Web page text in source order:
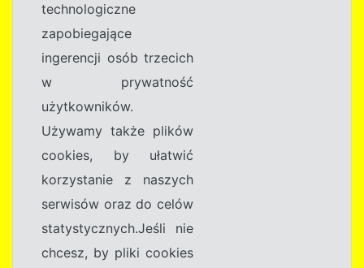
technologiczne
zapobiegające
ingerencji osób trzecich
w prywatność
użytkowników.
Używamy także plików
cookies, by ułatwić
korzystanie z naszych
serwisów oraz do celów
statystycznych.Jeśli nie
chcesz, by pliki cookies